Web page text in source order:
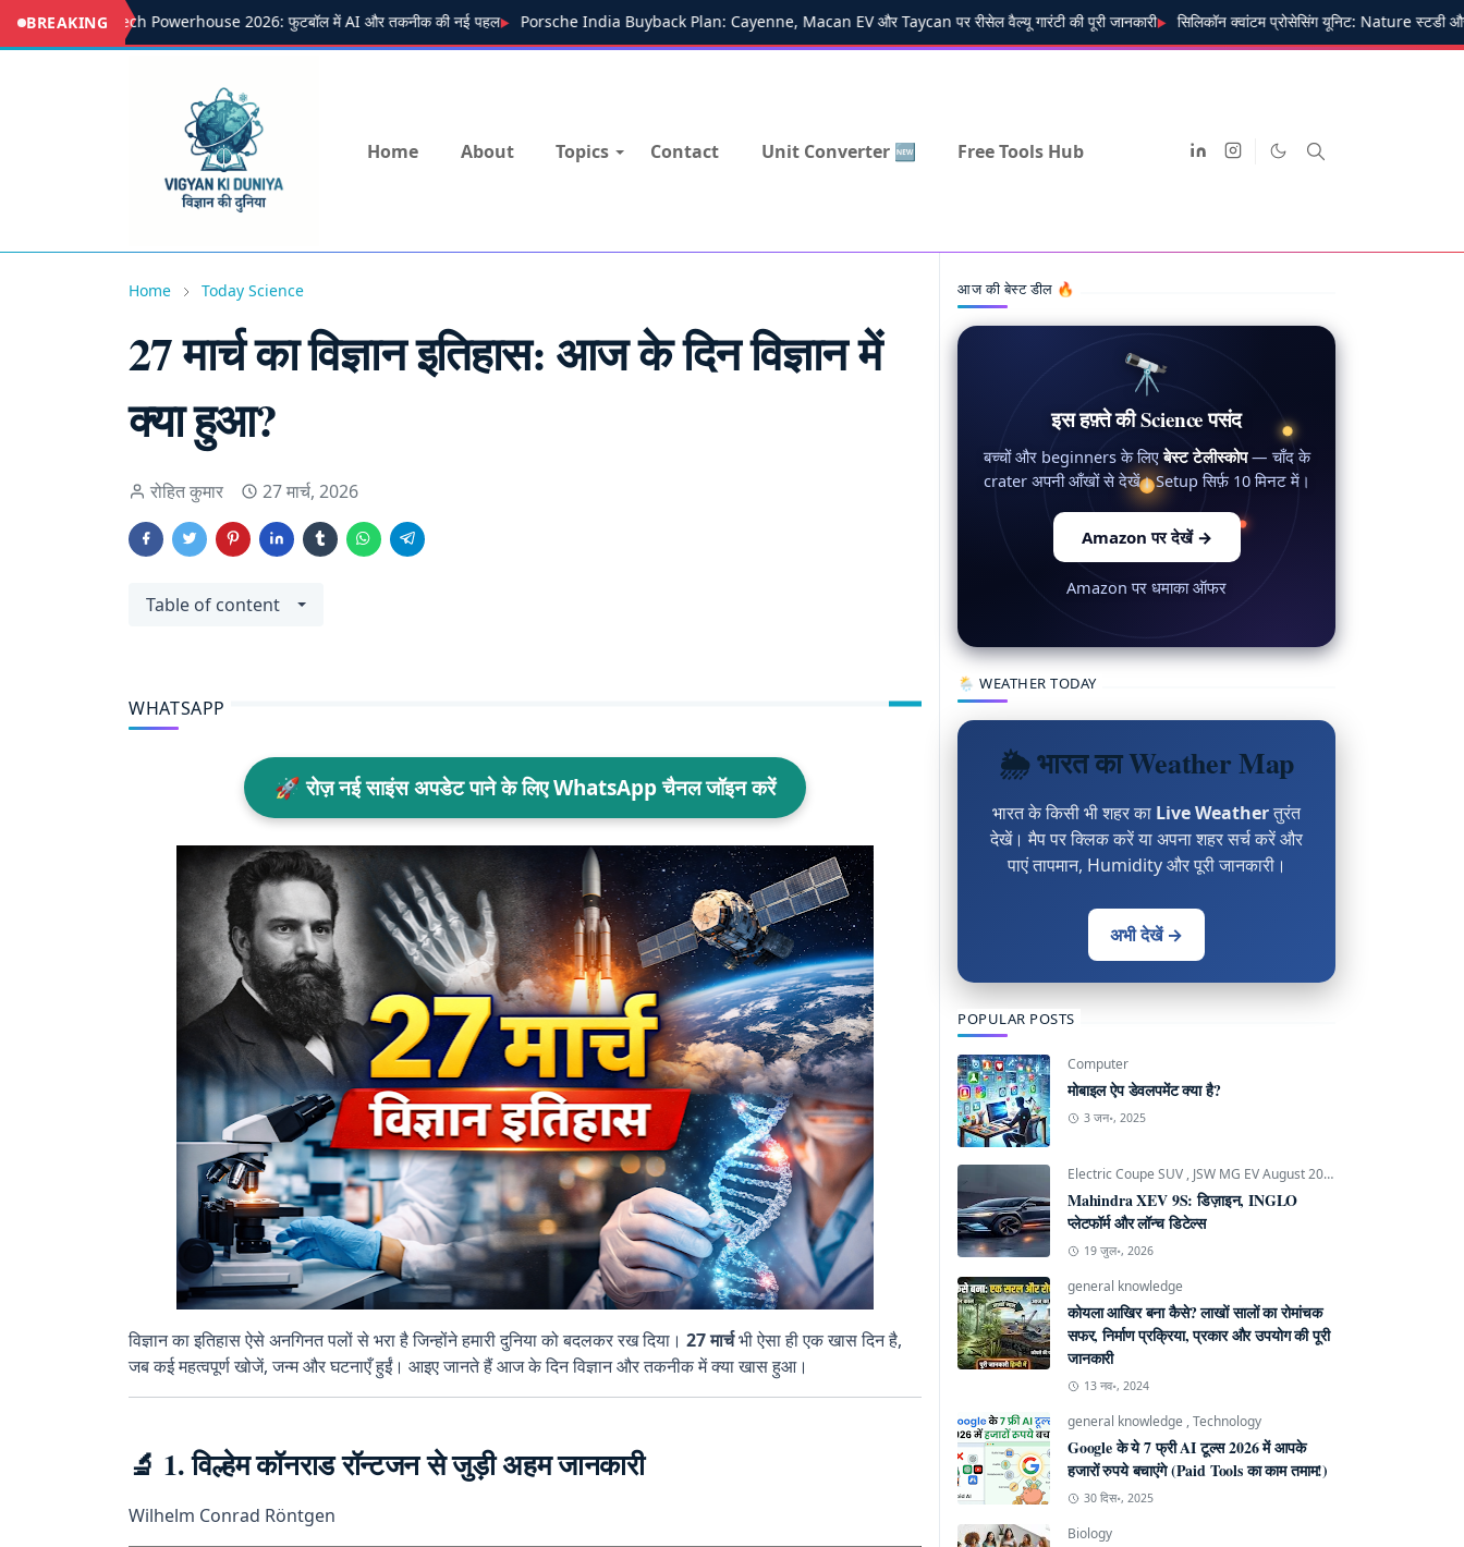
BREAKING
LALIGA Tech Powerhouse 2026: फुटबॉल में AI और तकनीक की नई पहल Porsche India Buyback Plan: Cayenne, Macan EV और Taycan पर रीसेल वैल्यू गारंटी की पूरी जानकारी सिलिकॉन क्वांटम प्रोसेसिंग यूनिट: Nature स्टडी और
Home About Topics Contact Unit Converter 🆕 Free Tools Hub
Home Today Science
27 मार्च का विज्ञान इतिहास: आज के दिन विज्ञान में
क्या हुआ?
रोहित कुमार 27 मार्च, 2026
Table of content
WHATSAPP
🚀 रोज़ नई साइंस अपडेट पाने के लिए WhatsApp चैनल जॉइन करें
विज्ञान का इतिहास ऐसे अनगिनत पलों से भरा है जिन्होंने हमारी दुनिया को बदलकर रख दिया। 27 मार्चभी ऐसा ही एक खास दिन है,
जब कई महत्वपूर्ण खोजें, जन्म और घटनाएँ हुईं। आइए जानते हैं आज के दिन विज्ञान और तकनीक में क्या खास हुआ।
🔬 1. विल्हेम कॉनराड रॉन्टजन से जुड़ी अहम जानकारी
Wilhelm Conrad Röntgen
आज की बेस्ट डील 🔥
🔭
इस हफ़्ते की Science पसंद
बच्चों और beginners के लिएबेस्ट टेलीस्कोप— चाँद के
crater अपनी आँखों से देखें। Setup सिर्फ़ 10 मिनट में।
Amazon पर देखें →
Amazon पर धमाका ऑफर
🌦 WEATHER TODAY
🌦 भारत का Weather Map
भारत के किसी भी शहर का Live Weatherतुरंत
देखें। मैप पर क्लिक करें या अपना शहर सर्च करें और
पाएं तापमान, Humidity और पूरी जानकारी।
अभी देखें →
POPULAR POSTS
Computer
मोबाइल ऐप डेवलपमेंट क्या है?
3 जन॰, 2025
Electric Coupe SUV , JSW MG EV August 2026
Mahindra XEV 9S: डिज़ाइन, INGLO
प्लेटफॉर्म और लॉन्च डिटेल्स
19 जुल॰, 2026
general knowledge
कोयला आखिर बना कैसे? लाखों सालों का रोमांचक
सफर, निर्माण प्रक्रिया, प्रकार और उपयोग की पूरी
जानकारी
13 नव॰, 2024
general knowledge ,Technology
Google के ये 7 फ्री AI टूल्स 2026 में आपके
हजारों रुपये बचाएंगे (Paid Tools का काम तमाम!)
30 दिस॰, 2025
Biology